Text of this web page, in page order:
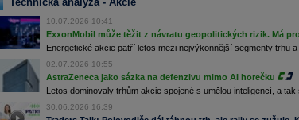
10.07.2026 10:41
ExxonMobil může těžit z návratu geopolitických rizik. Má
Energetické akcie patří letos mezi nejvýkonnější segmenty trhu a
02.07.2026 10:55
AstraZeneca jako sázka na defenzivu mimo AI horečku
Letos dominovaly trhům akcie spojené s umělou inteligencí, a tak
30.06.2026 16:39